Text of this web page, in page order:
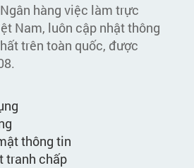
hàng việc làm trực
Nam, luôn cập nhật thông
trên toàn quốc, được
thông tin
tranh chấp